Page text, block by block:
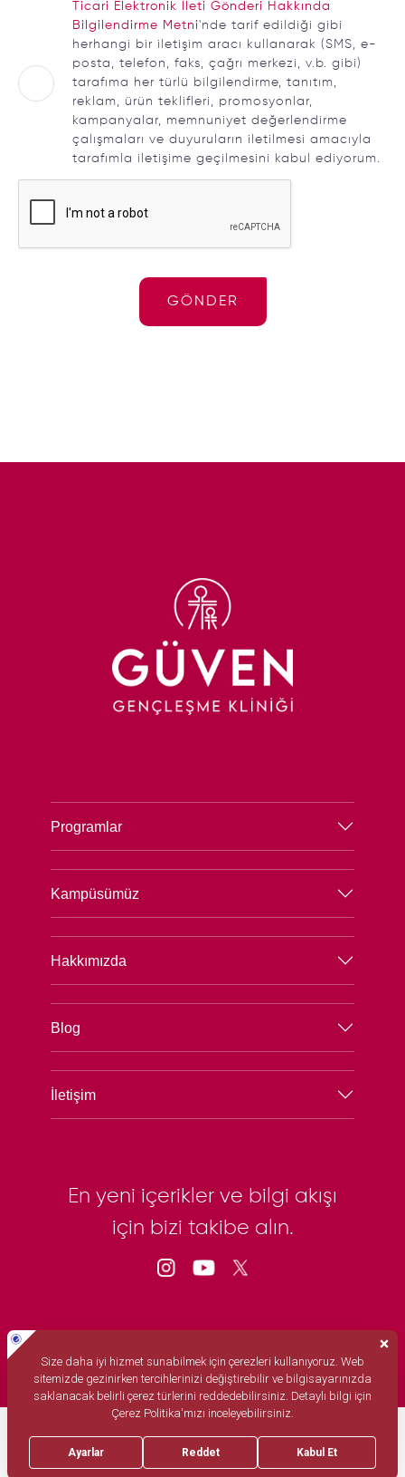
Ticari Elektronik İleti Gönderi Hakkında
Bilgilendirme Metni'nde tarif edildiği gibi
herhangi bir iletişim aracı kullanarak (SMS, e-
posta, telefon, faks, çağrı merkezi, v.b. gibi)
tarafıma her türlü bilgilendirme, tanıtım,
reklam, ürün teklifleri, promosyonlar,
kampanyalar, memnuniyet değerlendirme
çalışmaları ve duyuruların iletilmesi amacıyla
tarafımla iletişime geçilmesini kabul ediyorum.
GÖNDER
Programlar
Kampüsümüz
Hakkımızda
Blog
İletişim
En yeni içerikler ve bilgi akışı
için bizi takibe alın.
© Güven Sağlık Grubu A.Ş. Tüm hakları saklıdır. 2024